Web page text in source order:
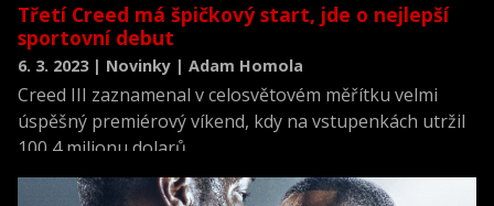
Třetí Creed má špičkový start, jde o nejlepší
sportovní debut
6. 3. 2023 | Novinky | Adam Homola
Creed III zaznamenal v celosvětovém měřítku velmi
úspěšný premiérový víkend, kdy na vstupenkách utržil
100,4 milionu dolarů.